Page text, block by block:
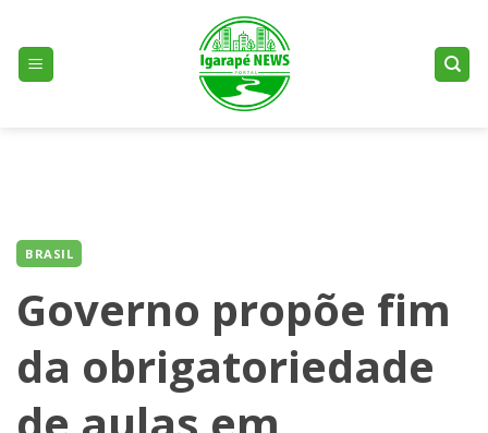
content
BRASIL
Governo propõe fim
da obrigatoriedade